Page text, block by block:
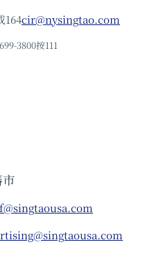
164cir@nysingtao.com
3800按111